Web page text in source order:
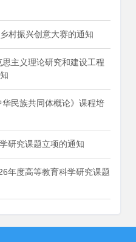
村振兴创意大赛的通知
主义理论研究和建设工程
民族共同体概论》课程培
研究课题立项的通知
年度高等教育科学研究课题